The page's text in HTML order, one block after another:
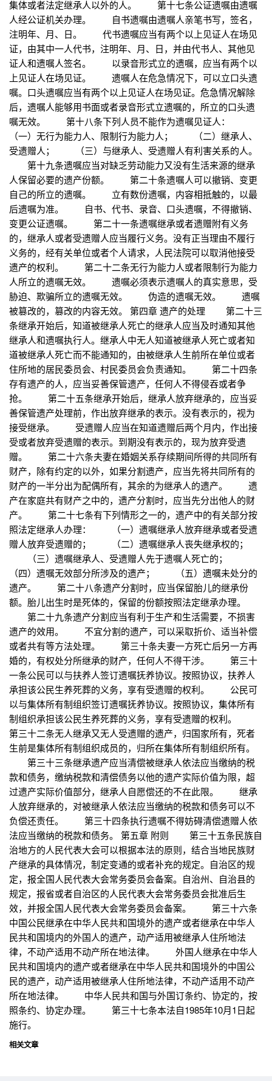
集体或者法定继承人以外的人。 第十七条公证遗嘱由遗嘱
人经公证机关办理。 自书遗嘱由遗嘱人亲笔书写，签名，
注明年、月、日。 代书遗嘱应当有两个以上见证人在场见
证，由其中一人代书，注明年、月、日，并由代书人、其他见
证人和遗嘱人签名。 以录音形式立的遗嘱，应当有两个以
上见证人在场见证。 遗嘱人在危急情况下，可以立口头遗
嘱。口头遗嘱应当有两个以上见证人在场见证。危急情况解除
后，遗嘱人能够用书面或者录音形式立遗嘱的，所立的口头遗
嘱无效。 第十八条下列人员不能作为遗嘱见证人：
（一）无行为能力人、限制行为能力人； （二）继承人、
受遗赠人； （三）与继承人、受遗赠人有利害关系的人。
第十九条遗嘱应当对缺乏劳动能力又没有生活来源的继承
人保留必要的遗产份额。 第二十条遗嘱人可以撤销、变更
自己的所立的遗嘱。 立有数份遗嘱，内容相抵触的，以最
后遗嘱为准。 自书、代书、录音、口头遗嘱，不得撤销、
变更公证遗嘱。 第二十一条遗嘱继承或者遗赠附有义务
的，继承人或者受遗赠人应当履行义务。没有正当理由不履行
义务的，经有关单位或者个人请求，人民法院可以取消他接受
遗产的权利。 第二十二条无行为能力人或者限制行为能力
人所立的遗嘱无效。 遗嘱必须表示遗嘱人的真实意思，受
胁迫、欺骗所立的遗嘱无效。 伪造的遗嘱无效。 遗嘱
被篡改的，篡改的内容无效。 第四章 遗产的处理 第二十三
条继承开始后，知道被继承人死亡的继承人应当及时通知其他
继承人和遗嘱执行人。继承人中无人知道被继承人死亡或者知
道被继承人死亡而不能通知的，由被继承人生前所在单位或者
住所地的居民委员会、村民委员会负责通知。 第二十四条
存有遗产的人，应当妥善保管遗产，任何人不得侵吞或者争
抢。 第二十五条继承开始后，继承人放弃继承的，应当妥
善保管遗产处理前，作出放弃继承的表示。没有表示的，视为
接受继承。 受遗赠人应当在知道遗赠后两个月内，作出接
受或者放弃受遗赠的表示。到期没有表示的，现为放弃受遗
赠。 第二十六条夫妻在婚姻关系存续期间所得的共同所有
财产，除有约定的以外，如果分割遗产，应当先将共同所有的
财产的一半分出为配偶所有，其余的为继承人的遗产。 遗
产在家庭共有财产之中的，遗产分割时，应当先分出他人的财
产。 第二十七条有下列情形之一的，遗产中的有关部分按
照法定继承人办理： （一）遗嘱继承人放弃继承或者受遗
赠人放弃受遗赠的； （二）遗嘱继承人丧失继承权的；
（三）遗嘱继承人、受遗赠人先于遗嘱人死亡的；
（四）遗嘱无效部分所涉及的遗产； （五）遗嘱未处分的
遗产。 第二十八条遗产分割时，应当保留胎儿的继承份
额。胎儿出生时是死体的，保留的份额按照法定继承办理。
第二十九条遗产分割应当有利于生产和生活需要，不损害
遗产的效用。 不宜分割的遗产，可以采取折价、适当补偿
或者共有等方法处理。 第三十条夫妻一方死亡后另一方再
婚的，有权处分所继承的财产，任何人不得干涉。 第三十
一条公民可以与扶养人签订遗嘱抚养协议。按照协议，扶养人
承担该公民生养死葬的义务，享有受遗赠的权利。 公民可
以与集体所有制组织签订遗嘱抚养协议。按照协议，集体所有
制组织承担该公民生养死葬的义务，享有受遗赠的权利。
第三十二条无人继承又无人受遗赠的遗产，归国家所有，死者
生前是集体所有制组织成员的，归所在集体所有制组织所有。
第三十三条继承遗产应当清偿被继承人依法应当缴纳的税
款和债务，缴纳税款和清偿债务以他的遗产实际价值为限，超
过遗产实际价值部分，继承人自愿偿还的不在此限。 继承
人放弃继承的，对被继承人依法应当缴纳的税款和债务可以不
负偿还责任。 第三十四条执行遗嘱不得妨碍清偿遗赠人依
法应当缴纳的税款和债务。 第五章 附则 第三十五条民族自
治地方的人民代表大会可以根据本法的原则，结合当地民族财
产继承的具体情况，制定变通的或者补充的规定。自治区的规
定，报全国人民代表大会常务委员会备案。自治州、自治县的
规定，报省或者自治区的人民代表大会常务委员会批准后生
效，并报全国人民代表大会常务委员会备案。 第三十六条
中国公民继承在中华人民共和国境外的遗产或者继承在中华人
民共和国境内的外国人的遗产，动产适用被继承人住所地法
律，不动产适用不动产所在地法律。 外国人继承在中华人
民共和国境内的遗产或者继承在中华人民共和国境外的中国公
民的遗产，动产适用被继承人住所地法律，不动产适用不动产
所在地法律。 中华人民共和国与外国订条约、协定的，按
照条约、协定办理。 第三十七条本法自1985年10月1日起
施行。
相关文章